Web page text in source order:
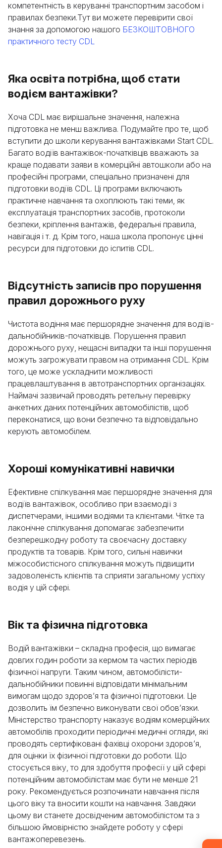
компетентність в керуванні транспортним засобом і
правилах безпеки.Тут ви можете перевірити свої
знання за допомогою нашого БЕЗКОШТОВНОГО
практичного тесту CDL
Яка освіта потрібна, щоб стати
водієм вантажівки?
Хоча CDL має вирішальне значення, належна
підготовка не менш важлива. Подумайте про те, щоб
вступити до школи керування вантажівками Start CDL.
Багато водіїв вантажівок-початківців вважають за
краще подавати заяви в комерційні автошколи або на
професійні програми, спеціально призначені для
підготовки водіїв CDL. Ці програми включають
практичне навчання та охоплюють такі теми, як
експлуатація транспортних засобів, протоколи
безпеки, кріплення вантажів, федеральні правила,
навігація і т. д. Крім того, наша школа пропонує цінні
ресурси для підготовки до іспитів CDL.
Відсутність записів про порушення
правил дорожнього руху
Чистота водіння має першорядне значення для водіїв-
дальнобійників-початківців. Порушення правил
дорожнього руху, нещасні випадки та інші порушення
можуть загрожувати правом на отримання CDL. Крім
того, це може ускладнити можливості
працевлаштування в автотранспортних організаціях.
Наймачі зазвичай проводять ретельну перевірку
анкетних даних потенційних автомобілістів, щоб
переконатися, що вони безпечно та відповідально
керують автомобілем.
Хороші комунікативні навички
Ефективне спілкування має першорядне значення для
водіїв вантажівок, особливо при взаємодії з
диспетчерами, іншими водіями та клієнтами. Чітке та
лаконічне спілкування допомагає забезпечити
безперешкодну роботу та своєчасну доставку
продуктів та товарів. Крім того, сильні навички
міжособистісного спілкування можуть підвищити
задоволеність клієнтів та сприяти загальному успіху
водія у цій сфері.
Вік та фізична підготовка
Водій вантажівки – складна професія, що вимагає
довгих годин роботи за кермом та частих періодів
фізичної напруги. Таким чином, автомобілісти-
дальнобійники повинні відповідати мінімальним
вимогам щодо здоров’я та фізичної підготовки. Це
дозволить їм безпечно виконувати свої обов’язки.
Міністерство транспорту наказує водіям комерційних
автомобілів проходити періодичні медичні огляди, які
проводять сертифіковані фахівці охорони здоров’я,
для оцінки їх фізичної підготовки до роботи. Що
стосується віку, то для здобуття професії у цій сфері
потенційним автомобілістам має бути не менше 21
року. Рекомендується розпочинати навчання після
цього віку та вносити кошти на навчання. Завдяки
цьому ви станете досвідченим автомобілістом та з
більшою ймовірністю знайдете роботу у сфері
вантажоперевезень.
Залиште свої дані, і ми надамо вам
безкоштовну консультацію щодо процесу
навчання та можливостей працевлаштування
після закінчення курсу. Або зателефонуйте нам
безпосередньо за номером +1 844 227 2162—
підтримка доступна англійською, українською
та російською мовами.
Запит надіслано